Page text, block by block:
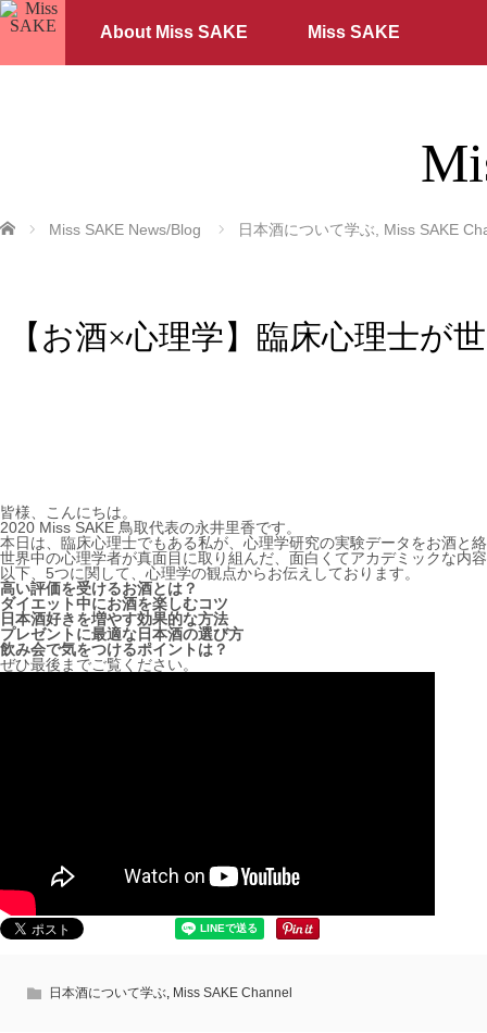
About Miss SAKE Miss SAKE
ホーム Miss SAKE News/Blog 日本酒について学ぶ Miss SAKE
【お酒×心理学】臨床心理士が
皆様、こんにちは。
2020 Miss SAKE 鳥取代表の永井里香です。
本日は、臨床心理士でもある私が、心理学研究の実験データをお酒と
世界中の心理学者が真面目に取り組んだ、面白くてアカデミックな内
以下、5つに関して、心理学の観点からお伝えしております。
高い評価を受けるお酒とは？
ダイエット中にお酒を楽しむコツ
日本酒好きを増やす効果的な方法
プレゼントに最適な日本酒の選び方
飲み会で気をつけるポイントは？
ぜひ最後までご覧ください。
日本酒について学ぶ, Miss SAKE Channel